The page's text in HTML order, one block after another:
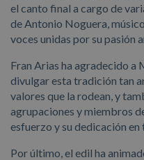
el canto final a cargo de
de Antonio Noguera,
voces unidas por su pasión
Fran Arias ha agradecido a
divulgar esta tradición tan
valores que la rodean, y
agrupaciones y miembros
esfuerzo y su dedicación
Por último, el edil ha